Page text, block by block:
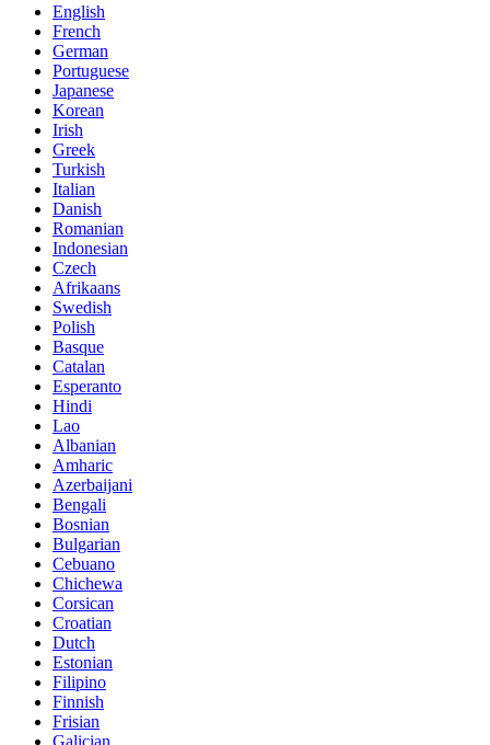
English
French
German
Portuguese
Japanese
Korean
Irish
Greek
Turkish
Italian
Danish
Romanian
Indonesian
Czech
Afrikaans
Swedish
Polish
Basque
Catalan
Esperanto
Hindi
Lao
Albanian
Amharic
Azerbaijani
Bengali
Bosnian
Bulgarian
Cebuano
Chichewa
Corsican
Croatian
Dutch
Estonian
Filipino
Finnish
Frisian
Galician